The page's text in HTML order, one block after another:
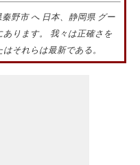
野市 へ 日本、静岡県 グー
ります。 我々は正確さを
それらは最新である。